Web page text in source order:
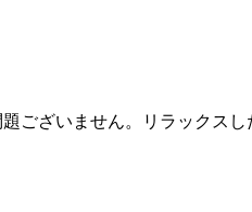
ございません。リラックス